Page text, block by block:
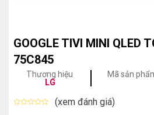
GOOGLE TIVI MINI QLED
75C845
Thương hiệu
LG
Mã sản
(xem đánh giá)